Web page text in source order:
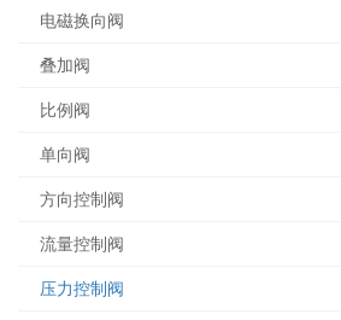
电磁换向阀
叠加阀
比例阀
单向阀
方向控制阀
流量控制阀
压力控制阀